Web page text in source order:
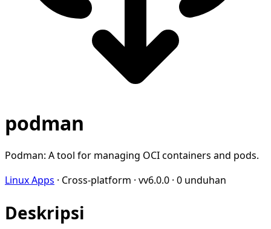
podman
Podman: A tool for managing OCI containers and pods.
Linux Apps · Cross-platform · vv6.0.0 · 0 unduhan
Deskripsi